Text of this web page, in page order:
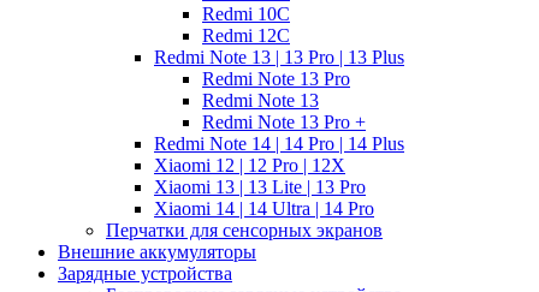
Redmi 10C
Redmi 12C
Redmi Note 13 | 13 Pro | 13 Plus
Redmi Note 13 Pro
Redmi Note 13
Redmi Note 13 Pro +
Redmi Note 14 | 14 Pro | 14 Plus
Xiaomi 12 | 12 Pro | 12X
Xiaomi 13 | 13 Lite | 13 Pro
Xiaomi 14 | 14 Ultra | 14 Pro
Перчатки для сенсорных экранов
Внешние аккумуляторы
Зарядные устройства